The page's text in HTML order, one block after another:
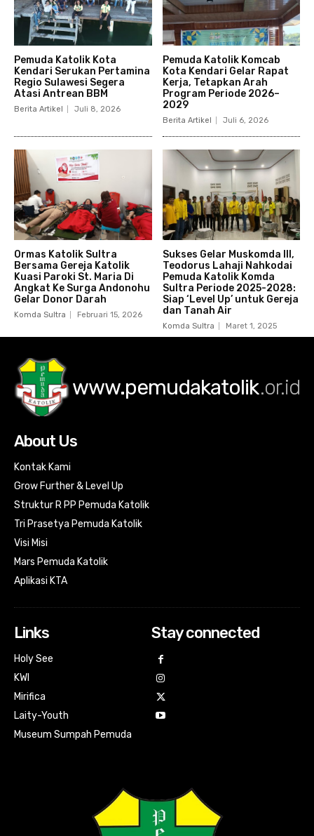
Pemuda Katolik Kota
Kendari Serukan Pertamina
Regio Sulawesi Segera
Atasi Antrean BBM
Berita Artikel Juli 8, 2026
Pemuda Katolik Komcab
Kota Kendari Gelar Rapat
Kerja, Tetapkan Arah
Program Periode 2026–
2029
Berita Artikel Juli 6, 2026
Ormas Katolik Sultra
Bersama Gereja Katolik
Kuasi Paroki St. Maria Di
Angkat Ke Surga Andonohu
Gelar Donor Darah
Komda Sultra Februari 15, 2026
Sukses Gelar Muskomda III,
Teodorus Lahaji Nahkodai
Pemuda Katolik Komda
Sultra Periode 2025-2028:
Siap ‘Level Up’ untuk Gereja
dan Tanah Air
Komda Sultra Maret 1, 2025
www.pemudakatolik.or.id
About Us
Kontak Kami
Grow Further & Level Up
Struktur R PP Pemuda Katolik
Tri Prasetya Pemuda Katolik
Visi Misi
Mars Pemuda Katolik
Aplikasi KTA
Links
Holy See
KWI
Mirifica
Laity-Youth
Museum Sumpah Pemuda
Stay connected